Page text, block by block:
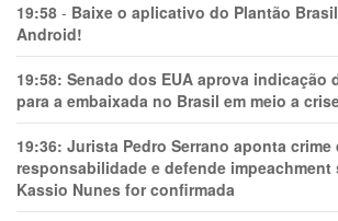
19:58 - Baixe o aplicativo do Plantão
Android!
19:58: Senado dos EUA aprova indicação
para a embaixada no Brasil em meio a
19:36: Jurista Pedro Serrano aponta crime
responsabilidade e defende
Kassio Nunes for confirmada